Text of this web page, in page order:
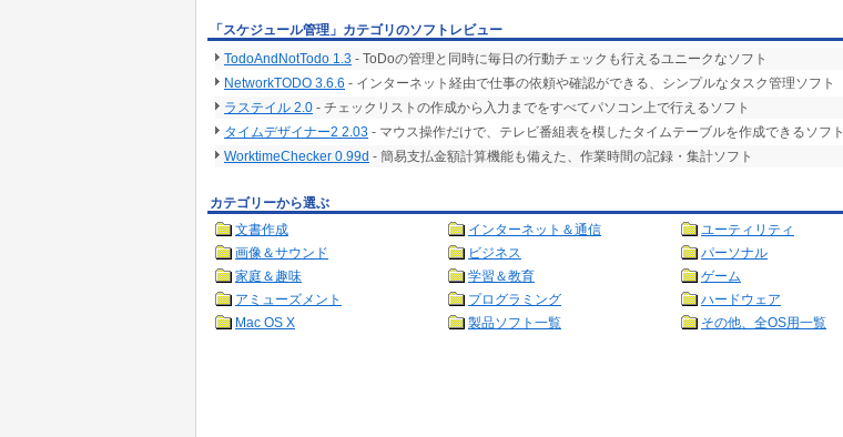
「スケジュール管理」カテゴリのソフトレビュー
TodoAndNotTodo 1.3 - ToDoの管理と同時に毎日の行動チェックも行えるユニークなソフト
NetworkTODO 3.6.6 - インターネット経由で仕事の依頼や確認ができる、シンプルなタスク管理ソフト
ラステイル 2.0 - チェックリストの作成から入力までをすべてパソコン上で行えるソフト
タイムデザイナー2 2.03 - マウス操作だけで、テレビ番組表を模したタイムテーブルを作成できるソフト
WorktimeChecker 0.99d - 簡易支払金額計算機能も備えた、作業時間の記録・集計ソフト
カテゴリーから選ぶ
文書作成
インターネット＆通信
ユーティリティ
画像＆サウンド
ビジネス
パーソナル
家庭＆趣味
学習＆教育
ゲーム
アミューズメント
プログラミング
ハードウェア
Mac OS X
製品ソフト一覧 その他、全OS用一覧